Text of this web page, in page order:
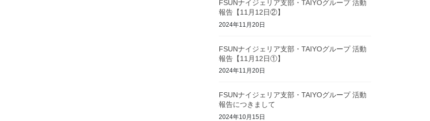
FSUNナイジェリア支部・TAIYOグループ 活動
報告【11月12日②】
2024年11月20日
FSUNナイジェリア支部・TAIYOグループ 活動
報告【11月12日①】
2024年11月20日
FSUNナイジェリア支部・TAIYOグループ 活動
報告につきまして
2024年10月15日